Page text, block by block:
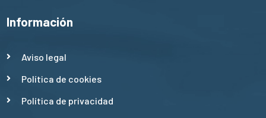
Información
Aviso legal
Política de cookies
Política de privacidad